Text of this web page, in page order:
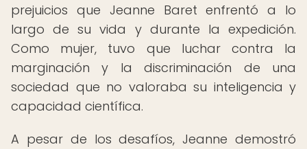
prejuicios que Jeanne Baret enfrentó a lo
largo de su vida y durante la expedición.
Como mujer, tuvo que luchar contra la
marginación y la discriminación de una
sociedad que no valoraba su inteligencia y
capacidad científica.
A pesar de los desafíos, Jeanne demostró